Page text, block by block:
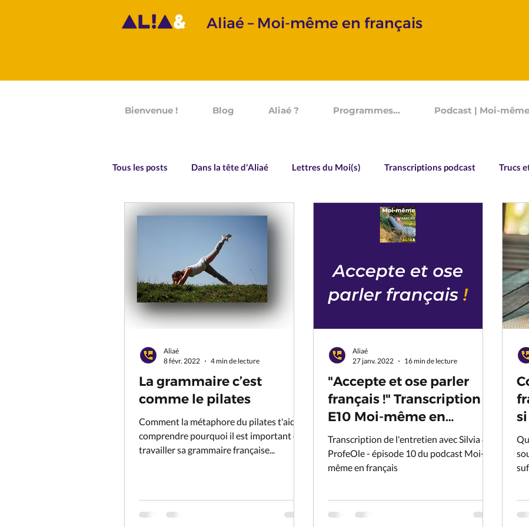
Aliaé – Moi-même en français
Bienvenue ! Blog Aliaé ? Programmes... Podcast | Moi-
Tous les posts Dans la tête d'Aliaé Lettres du Moi(s) Transcriptions podcast Trucs
Prononciation Grammaire Souvenirs d'un Devenir Allo Aliaé
La grammaire c’est
comme le pilates
Comment la métaphore du pilates t'aide à
comprendre pourquoi il est important de
travailler sa grammaire française...
Aliaé
8 févr. 2022
4 min de lecture
"Accepte et ose parler
français !" Transcription
E10 Moi-même en
français avec Silvia de
ProfeOle
Transcription de l'entretien avec Silvia de
ProfeOle - épisode 10 du podcast Moi-
même en français
Aliaé
27 janv. 2022
16 min de lecture